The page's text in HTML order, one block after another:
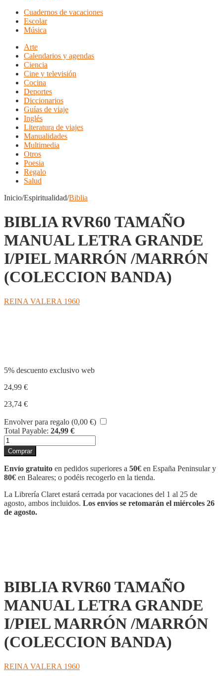
Cuadernos de vacaciones
Escolar
Música
Arte
Calendarios y agendas
Ciencia
Cine y televisión
Cocina
Deportes
Diccionarios
Guías de viaje
Inglés
Literatura de viajes
Manualidades
Multimedia
Otros
Poesia
Regalo
Salud
Inicio/Espiritualidad/Biblia
BIBLIA RVR60 TAMAÑO
MANUAL LETRA GRANDE
I/PIEL MARRÓN /MARRÓN
(COLECCION BANDA)
REINA VALERA 1960
5% descuento exclusivo web
24,99 €
23,74 €
Envolver para regalo (0,00 €)
Total Payable: 24,99 €
BIBLIA
RVR60
TAMAÑO
MANUAL
LETRA
I/PIEL
MARRÓN
/MARRÓN
Comprar
Envío gratuito en pedidos superiores a 50€ en España Peninsular y
80€ en Baleares; o podéis recogerlo en la tienda.
La Librería Claret estará cerrada por vacaciones del 1 al 25 de
agosto, ambos incluidos. Los envíos se retomarán el miércoles 26
de agosto.
BIBLIA RVR60 TAMAÑO
MANUAL LETRA GRANDE
I/PIEL MARRÓN /MARRÓN
(COLECCION BANDA)
REINA VALERA 1960